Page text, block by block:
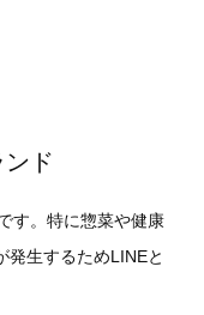
ド
す。特に惣菜や健康
発生するためLINEと